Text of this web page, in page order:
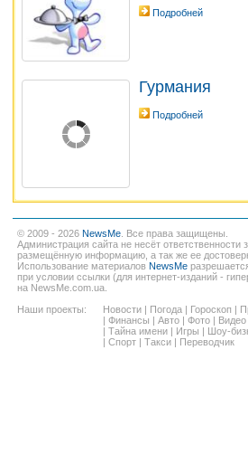
Подробней
Гурмания
Подробней
© 2009 - 2026 NewsMe . Все права защищены.
Администрация сайта не несёт ответственности
размещённую информацию, а так же ее
Использование материалов NewsMe
при условии ссылки (для интернет-изданий -
на NewsMe.com.ua.
Наши проекты:
Новости | Погода | Гороскоп |
| Финансы | Авто | Фото | Видео
| Тайна имени | Игры | Шоу-
| Спорт | Такси | Переводчик